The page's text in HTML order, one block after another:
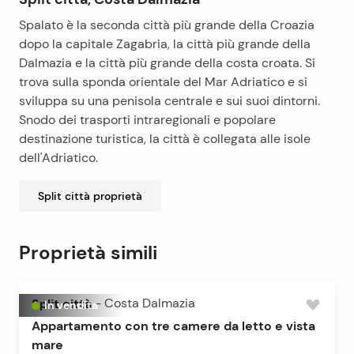
Spalato è la seconda città più grande della Croazia
dopo la capitale Zagabria, la città più grande della
Dalmazia e la città più grande della costa croata. Si
trova sulla sponda orientale del Mar Adriatico e si
sviluppa su una penisola centrale e sui suoi dintorni.
Snodo dei trasporti intraregionali e popolare
destinazione turistica, la città è collegata alle isole
dell'Adriatico.
Split città proprietà
Proprietà simili
In vendita
Split città - Costa Dalmazia
Appartamento con tre camere da letto e vista
mare